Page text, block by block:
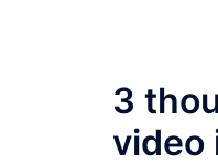
3
video